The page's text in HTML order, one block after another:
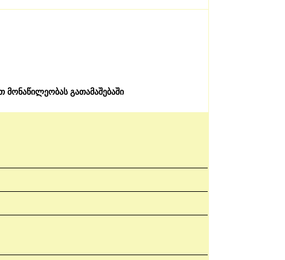
მონაწილეობას გათამაშებაში